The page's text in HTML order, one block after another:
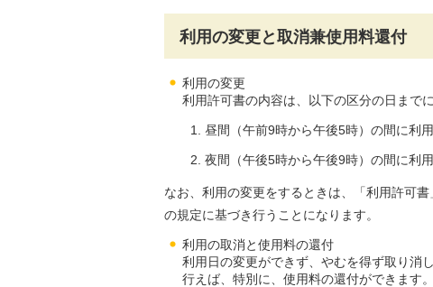
利用の変更と取消兼使用料還付
利用の変更
利用許可書の内容は、以下の区分の日まで
昼間（午前9時から午後5時）の間に利
夜間（午後5時から午後9時）の間に利
なお、利用の変更をするときは、「利用許可
の規定に基づき行うことになります。
利用の取消と使用料の還付
利用日の変更ができず、やむを得ず取り消
行えば、特別に、使用料の還付ができます。